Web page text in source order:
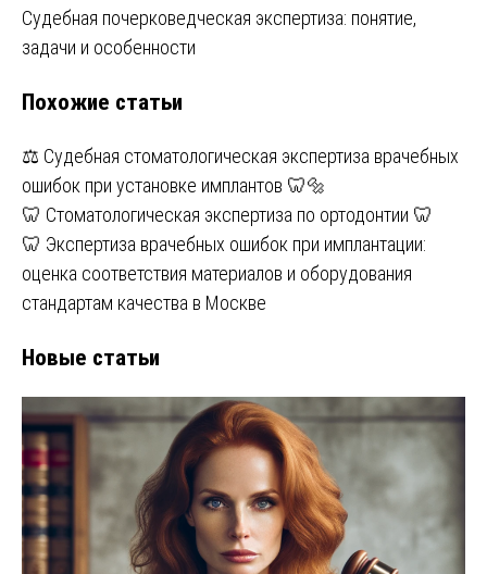
по
записям
Судебная почерковедческая экспертиза: понятие,
задачи и особенности
Похожие статьи
⚖️ Судебная стоматологическая экспертиза врачебных
ошибок при установке имплантов 🦷🔩
🦷 Стоматологическая экспертиза по ортодонтии 🦷
🦷 Экспертиза врачебных ошибок при имплантации:
оценка соответствия материалов и оборудования
стандартам качества в Москве
Новые статьи